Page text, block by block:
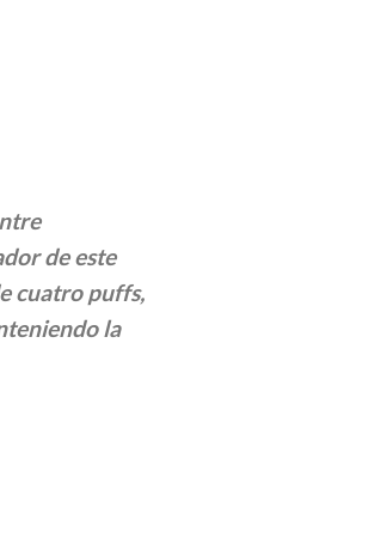
de este
cuatro puffs,
la